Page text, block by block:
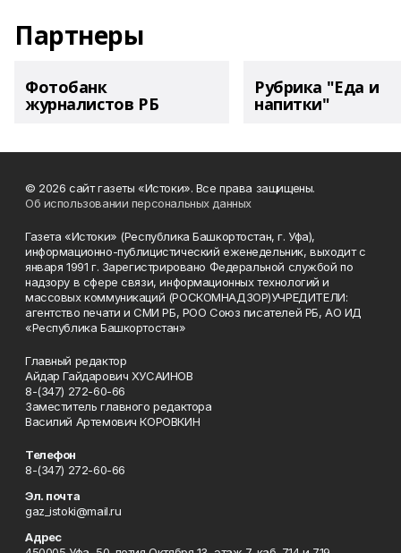
Партнеры
Фотобанк
журналистов РБ
Рубрика "Еда и
напитки"
© 2026 сайт газеты «Истоки». Все права защищены.
Об использовании персональных данных
Газета «Истоки» (Республика Башкортостан, г. Уфа),
информационно-публицистический еженедельник, выходит с
января 1991 г. Зарегистрировано Федеральной службой по
надзору в сфере связи, информационных технологий и
массовых коммуникаций (РОСКОМНАДЗОР)УЧРЕДИТЕЛИ:
агентство печати и СМИ РБ, РОО Союз писателей РБ, АО ИД
«Республика Башкортостан»
Главный редактор
Айдар Гайдарович ХУСАИНОВ
8-(347) 272-60-66
Заместитель главного редактора
Василий Артемович КОРОВКИН
Телефон
8-(347) 272-60-66
Эл. почта
gaz_istoki@mail.ru
Адрес